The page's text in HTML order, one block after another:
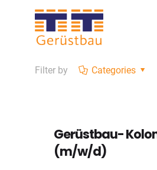
Filter by Categories
Gerüstbau-
(m/w/d)